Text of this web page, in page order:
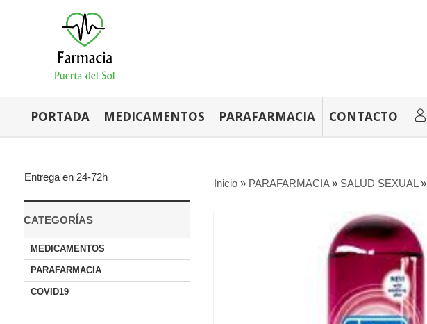
PORTADA MEDICAMENTOS PARAFARMACIA CONTACTO
Entrega en 24-72h
CATEGORÍAS
MEDICAMENTOS
PARAFARMACIA
COVID19
Inicio» PARAFARMACIA» SALUD SEXUAL»